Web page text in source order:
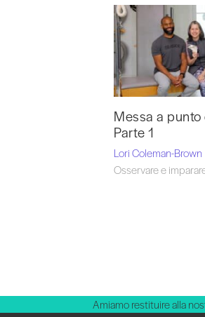
Messa a
Parte 1
Lori Coleman-Brown
Osservare e
Amiamo restituire alla